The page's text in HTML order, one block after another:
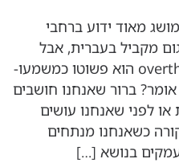
בואו נדבר על overthinking מושג מאוד ידוע ברחבי
מקביל בעברית, אבל
מסתמן שחייב להיות. overthinking הוא פשוטו כמשמעו-
ברור שאנחנו חושבים
לפני שאנחנו עושים
כשאנחנו מנתחים
בנושא […]